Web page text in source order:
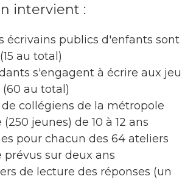
intervient :
écrivains publics d'enfants sont
au total)
s'engagent à écrire aux
au total)
de collégiens de la métropole
jeunes) de 10 à 12 ans
pour chacun des 64 ateliers
prévus sur deux ans
de lecture des réponses (un